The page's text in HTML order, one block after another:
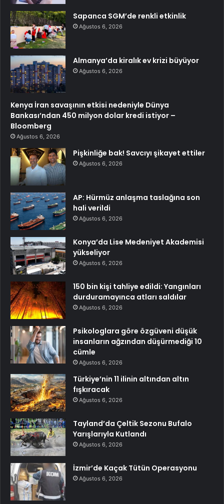
Sapanca SGM’de renkli etkinlik
Ağustos 6, 2026
Almanya’da kiralık ev krizi büyüyor
Ağustos 6, 2026
Kenya İran savaşının etkisi nedeniyle Dünya
Bankası’ndan 450 milyon dolar kredi istiyor –
Bloomberg
Ağustos 6, 2026
Pişkinliğe bak! Savcıyı şikayet ettiler
Ağustos 6, 2026
AP: Hürmüz anlaşma taslağına son
hali verildi
Ağustos 6, 2026
Konya’da Lise Medeniyet Akademisi
yükseliyor
Ağustos 6, 2026
150 bin kişi tahliye edildi: Yangınları
durduramayınca atları saldılar
Ağustos 6, 2026
Psikologlara göre özgüveni düşük
insanların ağzından düşürmediği 10
cümle
Ağustos 6, 2026
Türkiye’nin 11 ilinin altından altın
fışkıracak
Ağustos 6, 2026
Tayland’da Çeltik Sezonu Bufalo
Yarışlarıyla Kutlandı
Ağustos 6, 2026
İzmir’de Kaçak Tütün Operasyonu
Ağustos 6, 2026